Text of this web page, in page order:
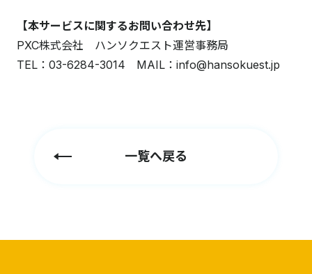
【本サービスに関するお問い合わせ先】
PXC株式会社 ハンソクエスト運営事務局
TEL：03-6284-3014 MAIL：info@hansokuest.jp
一覧へ戻る